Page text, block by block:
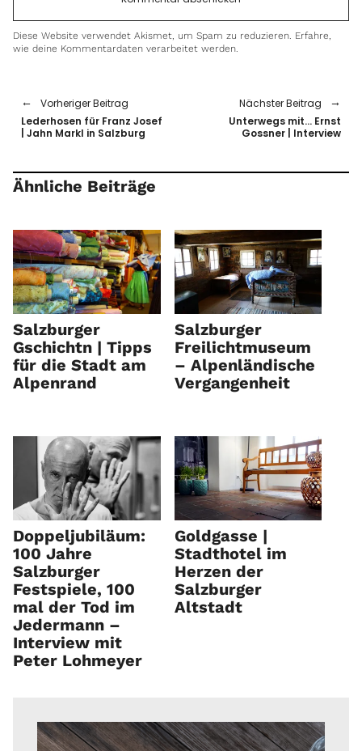
Diese Website verwendet Akismet, um Spam zu reduzieren. Erfahre,
wie deine Kommentardaten verarbeitet werden.
Vorheriger Beitrag
Lederhosen für Franz Josef
| Jahn Markl in Salzburg
Nächster Beitrag
Unterwegs mit… Ernst
Gossner | Interview
Ähnliche Beiträge
Salzburger
Gschichtn | Tipps
für die Stadt am
Alpenrand
Salzburger
Freilichtmuseum
– Alpenländische
Vergangenheit
Doppeljubiläum:
100 Jahre
Salzburger
Festspiele, 100
mal der Tod im
Jedermann –
Interview mit
Peter Lohmeyer
Goldgasse |
Stadthotel im
Herzen der
Salzburger
Altstadt